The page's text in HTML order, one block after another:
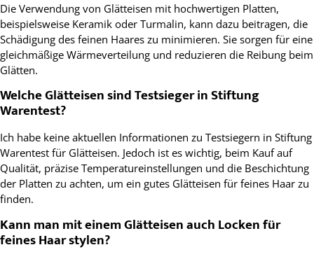
Die Verwendung von Glätteisen mit hochwertigen Platten,
beispielsweise Keramik oder Turmalin, kann dazu beitragen, die
Schädigung des feinen Haares zu minimieren. Sie sorgen für eine
gleichmäßige Wärmeverteilung und reduzieren die Reibung beim
Glätten.
Welche Glätteisen sind Testsieger in Stiftung
Warentest?
Ich habe keine aktuellen Informationen zu Testsiegern in Stiftung
Warentest für Glätteisen. Jedoch ist es wichtig, beim Kauf auf
Qualität, präzise Temperatureinstellungen und die Beschichtung
der Platten zu achten, um ein gutes Glätteisen für feines Haar zu
finden.
Kann man mit einem Glätteisen auch Locken für
feines Haar stylen?